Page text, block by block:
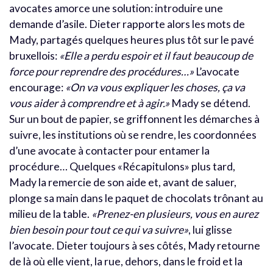
avocates amorce une solution: introduire une
demande d’asile. Dieter rapporte alors les mots de
Mady, partagés quelques heures plus tôt sur le pavé
bruxellois: «Elle a perdu espoir et il faut beaucoup de
force pour reprendre des procédures…» L’avocate
encourage: «On va vous expliquer les choses, ça va
vous aider à comprendre et à agir.» Mady se détend.
Sur un bout de papier, se griffonnent les démarches à
suivre, les institutions où se rendre, les coordonnées
d’une avocate à contacter pour entamer la
procédure… Quelques «Récapitulons» plus tard,
Mady la remercie de son aide et, avant de saluer,
plonge sa main dans le paquet de chocolats trônant au
milieu de la table. «Prenez-en plusieurs, vous en aurez
bien besoin pour tout ce qui va suivre», lui glisse
l’avocate. Dieter toujours à ses côtés, Mady retourne
de là où elle vient, la rue, dehors, dans le froid et la